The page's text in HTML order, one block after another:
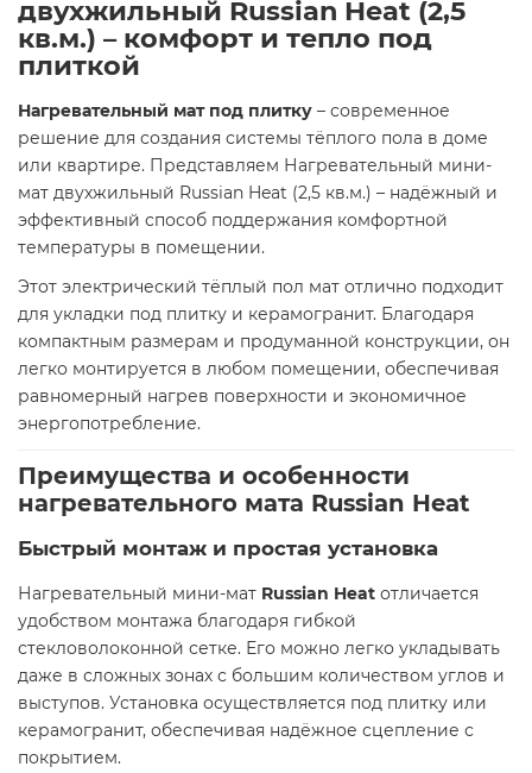
двухжильный Russian Heat (2,5
кв.м.) – комфорт и тепло под
плиткой
Нагревательный мат под плитку – современное
решение для создания системы тёплого пола в доме
или квартире. Представляем Нагревательный мини-
мат двухжильный Russian Heat (2,5 кв.м.) – надёжный и
эффективный способ поддержания комфортной
температуры в помещении.
Этот электрический тёплый пол мат отлично подходит
для укладки под плитку и керамогранит. Благодаря
компактным размерам и продуманной конструкции, он
легко монтируется в любом помещении, обеспечивая
равномерный нагрев поверхности и экономичное
энергопотребление.
Преимущества и особенности
нагревательного мата Russian Heat
Быстрый монтаж и простая установка
Нагревательный мини-мат Russian Heat отличается
удобством монтажа благодаря гибкой
стекловолоконной сетке. Его можно легко укладывать
даже в сложных зонах с большим количеством углов и
выступов. Установка осуществляется под плитку или
керамогранит, обеспечивая надёжное сцепление с
покрытием.